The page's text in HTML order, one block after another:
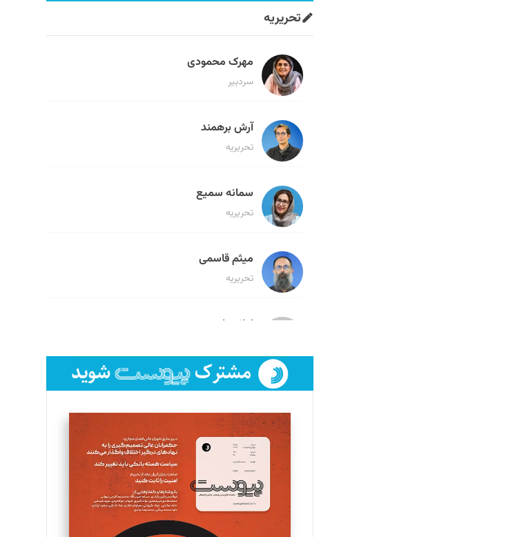
تحریریه
مهرک محمودی
سردبیر
آرش برهمند
تحریریه
سمانه سمیع
تحریریه
میثم قاسمی
تحریریه
لیلا حنارود
فائزه فتحی رستمی
تحریریه
سروش کرمیان
تحریریه
مینا پاکدل